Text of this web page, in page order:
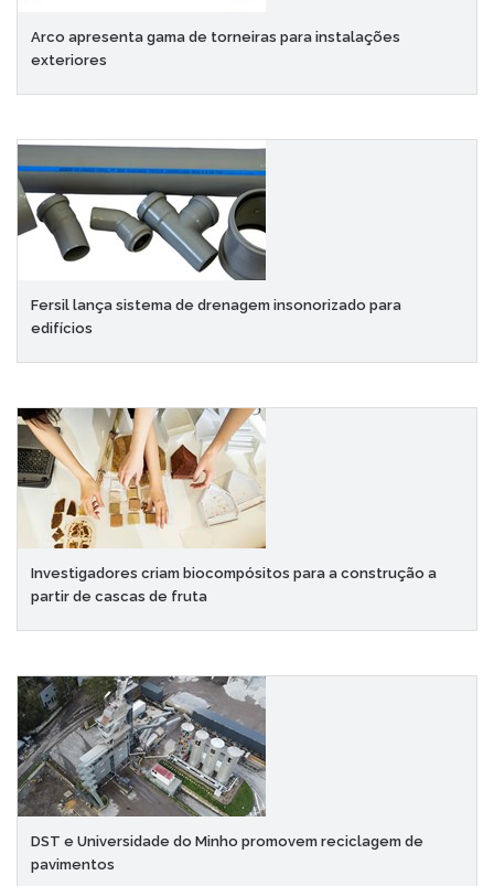
Arco apresenta gama de torneiras para instalações
exteriores
Fersil lança sistema de drenagem insonorizado para
edifícios
Investigadores criam biocompósitos para a construção a
partir de cascas de fruta
DST e Universidade do Minho promovem reciclagem de
pavimentos